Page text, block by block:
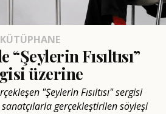
KÜTÜPHANE
“Şeylerin Fısıltısı”
üzerine
"Şeylerin Fısıltısı" sergisi
gerçekleştirilen söyleşi